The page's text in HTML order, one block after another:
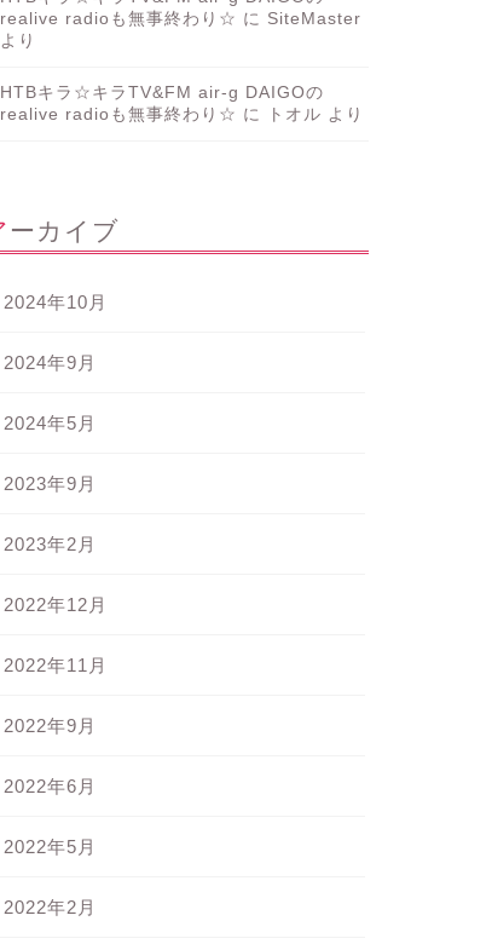
realive radioも無事終わり☆ に SiteMaster
より
HTBキラ☆キラTV&FM air-g DAIGOの
realive radioも無事終わり☆ に トオル より
アーカイブ
2024年10月
2024年9月
2024年5月
2023年9月
2023年2月
2022年12月
2022年11月
2022年9月
2022年6月
2022年5月
2022年2月